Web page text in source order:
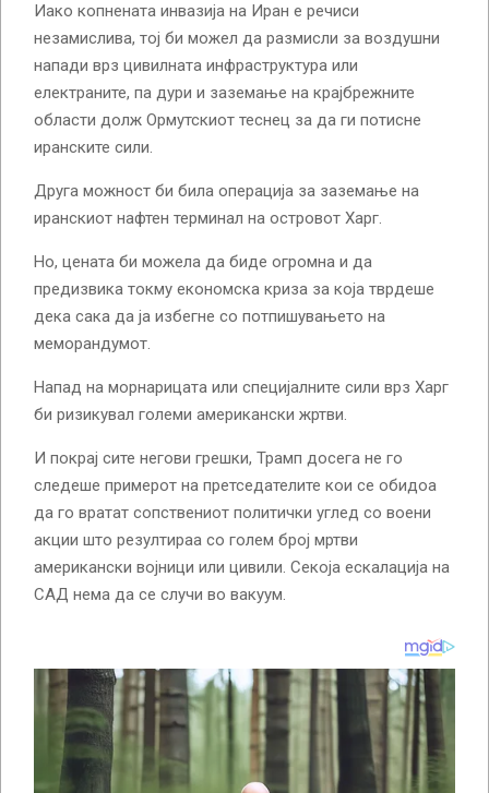
Иако копнената инвазија на Иран е речиси
незамислива, тој би можел да размисли за воздушни
напади врз цивилната инфраструктура или
електраните, па дури и заземање на крајбрежните
области долж Ормутскиот теснец за да ги потисне
иранските сили.
Друга можност би била операција за заземање на
иранскиот нафтен терминал на островот Харг.
Но, цената би можела да биде огромна и да
предизвика токму економска криза за која тврдеше
дека сака да ја избегне со потпишувањето на
меморандумот.
Напад на морнарицата или специјалните сили врз Харг
би ризикувал големи американски жртви.
И покрај сите негови грешки, Трамп досега не го
следеше примерот на претседателите кои се обидоа
да го вратат сопствениот политички углед со воени
акции што резултираа со голем број мртви
американски војници или цивили. Секоја ескалација на
САД нема да се случи во вакуум.